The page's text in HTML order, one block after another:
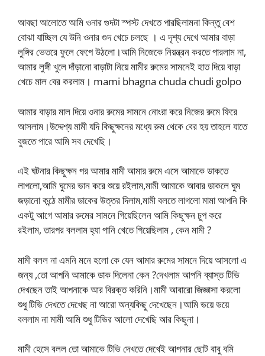
আবছা আলোতে আমি ওনার গুদটা স্পস্ট দেখতে পারছিলামনা কিন্তু বেশ
বোঝা যাচ্ছিল যে উনি ওনার গুদ খেচে চলছে । এ দৃশ্য দেখে আমার বাড়া
লুঙ্গির ভেতরে ফুলে ফেপে উঠলো।আমি নিজেকে নিয়ন্ত্রন করতে পারলাম না,
আমার লুঙ্গী খুলে দাঁড়ানো বাড়াটা নিয়ে মামীর রুমের সামনেই হাত দিয়ে বাড়া
খেচে মাল বের করলাম। mami bhagna chuda chudi golpo
আমার বাড়ার মাল দিয়ে ওনার রুমের সামনে নোংরা করে নিজের রুমে ফিরে
আসলাম।উদ্দেশ্য মামী যদি কিছুক্ষনের মধ্যে রুম থেকে বের হয় তাহলে যাতে
বুজতে পারে আমি সব দেখেছি।
এই ঘটনার কিছুক্ষন পর আমার মামী আমার রুমে এসে আমাকে ডাকতে
লাগলো,আমি ঘুমের ভান করে শুয়ে রইলাম,মামী আমাকে আবার ডাকলে ঘুম
জড়ানো কন্ঠে মামীর ডাকের উত্তর দিলাম,মামী বলতে লাগলো মামা আপনি কি
একটু আগে আমার রুমের সামনে গিয়েছিলেন আমি কিছুক্ষন চুপ করে
রইলাম, তারপর বললাম হ্যা পানি খেতে গিয়েছিলাম , কেন মামী ?
মামী বলল না এমনি মনে হলো কে যেন আমার রুমের সামনে দিয়ে আসলো এ
জন্য ,তো আপনি আমাকে ডাক দিলেনা কেন ?দেখলাম আপনি ব্যাস্ত টিভি
দেখছেন তাই আপনাকে আর বিরক্ত করিনি।মামী আবারো জিজ্ঞাসা করলো
শুধু টিভি দেখতে দেখেছ না আরো অন্যকিছু দেখেছেন।আমি ভয়ে ভয়ে
বললাম না মামী আমি শুধু টিভির আলো দেখেছি আর কিছুনা।
মামী হেসে বলল তো আমাকে টিভি দেখতে দেখেই আপনার ছোট বাবু বমি